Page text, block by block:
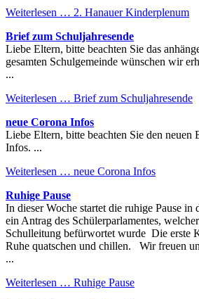
Weiterlesen … 2. Hanauer Kinderplenum
Brief zum Schuljahresende
Liebe Eltern, bitte beachten Sie das
gesamten Schulgemeinde wünschen wir
...
Weiterlesen … Brief zum Schuljahresende
neue Corona Infos
Liebe Eltern, bitte beachten Sie den neuen
Infos. ...
Weiterlesen … neue Corona Infos
Ruhige Pause
In dieser Woche startet die ruhige Pause
ein Antrag des Schülerparlamentes,
Schulleitung befürwortet wurde Die erste
Ruhe quatschen und chillen. Wir freuen
...
Weiterlesen … Ruhige Pause